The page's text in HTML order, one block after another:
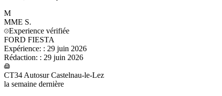
M
MME S.
Experience vérifiée
FORD FIESTA
Expérience: : 29 juin 2026
Rédaction: : 29 juin 2026
CT34 Autosur Castelnau-le-Lez
la semaine dernière